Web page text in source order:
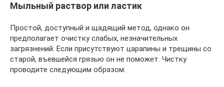
Мыльный раствор или ластик
Простой, доступный и щадящий метод, однако он
предполагает очистку слабых, незначительных
загрязнений. Если присутствуют царапины и трещины со
старой, въевшейся грязью он не поможет. Чистку
проводите следующим образом: